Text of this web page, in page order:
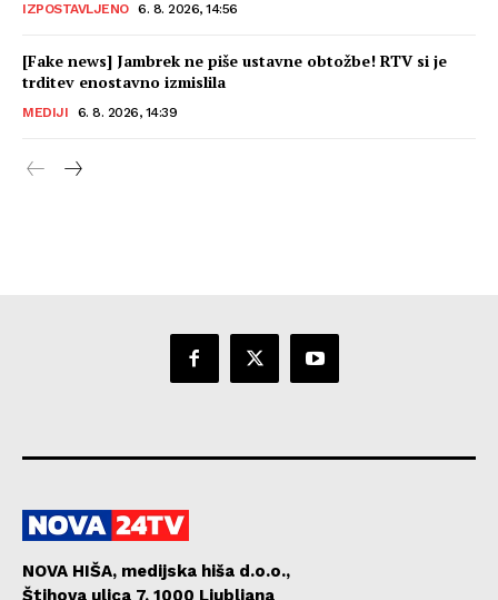
IZPOSTAVLJENO 6. 8. 2026, 14:56
[Fake news] Jambrek ne piše ustavne obtožbe! RTV si je
trditev enostavno izmislila
MEDIJI 6. 8. 2026, 14:39
NOVA HIŠA, medijska hiša d.o.o.,
Štihova ulica 7, 1000 Ljubljana